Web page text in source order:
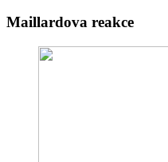
Maillardova reakce